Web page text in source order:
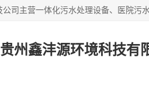
贵州鑫沣源环境科技有